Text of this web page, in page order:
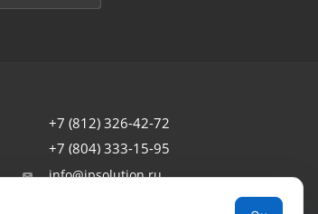
+7 (812) 326-42-72
+7 (804) 333-15-95
info@ipsolution.ru